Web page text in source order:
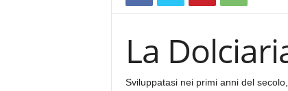
La
Sviluppatasi nei primi anni del